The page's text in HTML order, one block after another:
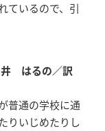
ているので、引
はるの／訳
普通の学校に通
りいじめたりし